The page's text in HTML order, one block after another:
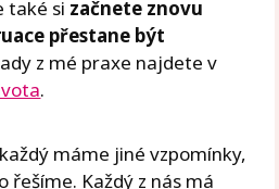
také si začnete znovu
přestane být
z mé praxe najdete v
.
máme jiné vzpomínky,
řešíme. Každý z nás má